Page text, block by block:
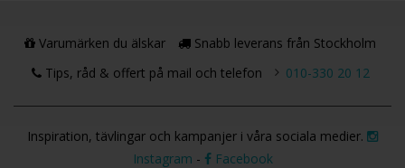
Varumärken du älskar
Snabb leverans från Stockholm
Tips, råd & offert på mail och telefon
010-330 20 12
Inspiration, tävlingar och kampanjer i våra sociala medier.
Instagram - Facebook